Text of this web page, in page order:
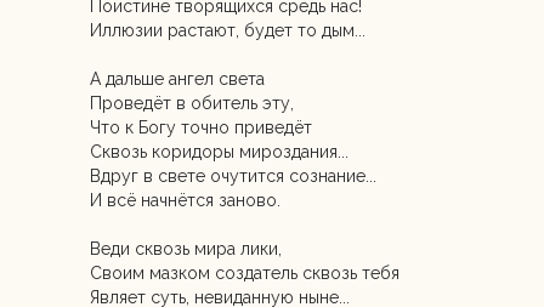
Поистине творящихся средь нас!
Иллюзии растают, будет то дым...
А дальше ангел света
Проведёт в обитель эту,
Что к Богу точно приведёт
Сквозь коридоры мироздания...
Вдруг в свете очутится сознание...
И всё начнётся заново.
Веди сквозь мира лики,
Своим мазком создатель сквозь тебя
Являет суть, невиданную ныне...